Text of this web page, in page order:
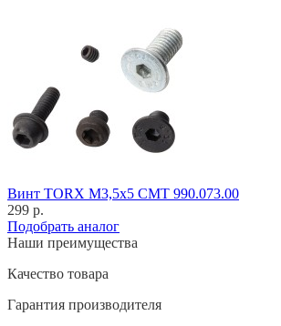
Винт TORX M3,5x5 CMT 990.073.00
299 р.
Подобрать аналог
Наши преимущества
Качество товара
Гарантия производителя